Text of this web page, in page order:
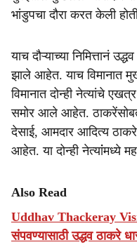
भांडुपचा दौरा करत केली
याच दौऱ्याच्या निमित्तानं
झाले आहेत. याच विमानात
विमानात दोन्ही नेत्यांचे
समोर आले आहेत.
देसाई, आमदार आदित्य
आहेत. या दोन्ही नेत्यांंमध्ये
Also Read
Uddhav Thackeray
संपवण्यासाठी उद्धव ठाकरे